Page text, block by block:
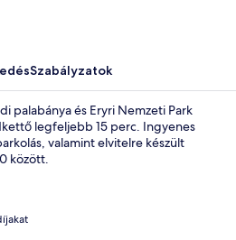
Szabályzatok
palabánya és Eryri Nemzeti Park
legfeljebb 15 perc. Ingyenes
valamint elvitelre készült
között.